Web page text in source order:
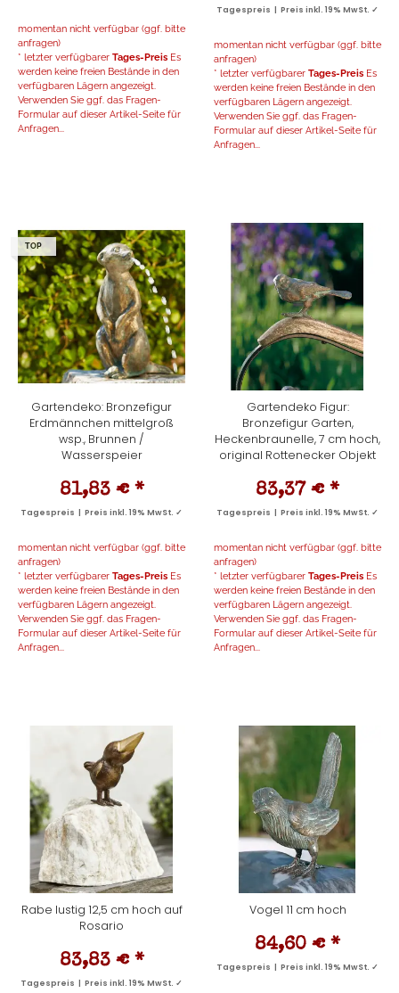
momentan nicht verfügbar (ggf. bitte
anfragen)
* letzter verfügbarer Tages-Preis Es
werden keine freien Bestände in den
verfügbaren Lägern angezeigt.
Verwenden Sie ggf. das Fragen-
Formular auf dieser Artikel-Seite für
Anfragen...
Tagespreis | Preis inkl. 19% MwSt. ✓
momentan nicht verfügbar (ggf. bitte
anfragen)
* letzter verfügbarer Tages-Preis Es
werden keine freien Bestände in den
verfügbaren Lägern angezeigt.
Verwenden Sie ggf. das Fragen-
Formular auf dieser Artikel-Seite für
Anfragen...
TOP
Gartendeko: Bronzefigur
Erdmännchen mittelgroß
wsp., Brunnen /
Wasserspeier
81,83 € *
Tagespreis | Preis inkl. 19% MwSt. ✓
momentan nicht verfügbar (ggf. bitte
anfragen)
* letzter verfügbarer Tages-Preis Es
werden keine freien Bestände in den
verfügbaren Lägern angezeigt.
Verwenden Sie ggf. das Fragen-
Formular auf dieser Artikel-Seite für
Anfragen...
Gartendeko Figur:
Bronzefigur Garten,
Heckenbraunelle, 7 cm hoch,
original Rottenecker Objekt
83,37 € *
Tagespreis | Preis inkl. 19% MwSt. ✓
momentan nicht verfügbar (ggf. bitte
anfragen)
* letzter verfügbarer Tages-Preis Es
werden keine freien Bestände in den
verfügbaren Lägern angezeigt.
Verwenden Sie ggf. das Fragen-
Formular auf dieser Artikel-Seite für
Anfragen...
Rabe lustig 12,5 cm hoch auf
Rosario
83,83 € *
Tagespreis | Preis inkl. 19% MwSt. ✓
Vogel 11 cm hoch
84,60 € *
Tagespreis | Preis inkl. 19% MwSt. ✓